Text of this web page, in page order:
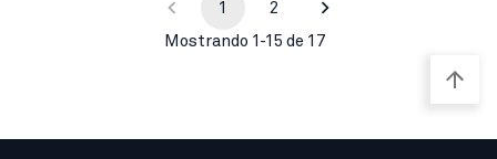
1 2
Mostrando 1-15 de 17